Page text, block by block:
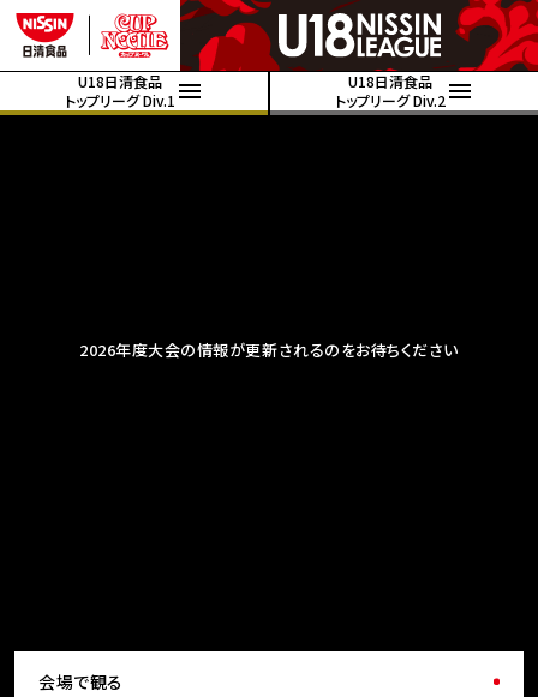
U18日清食品
トップリーグ Div.1
U18日清食品
トップリーグ Div.2
2026年度大会の情報が更新されるのをお待ちください
会場で観る